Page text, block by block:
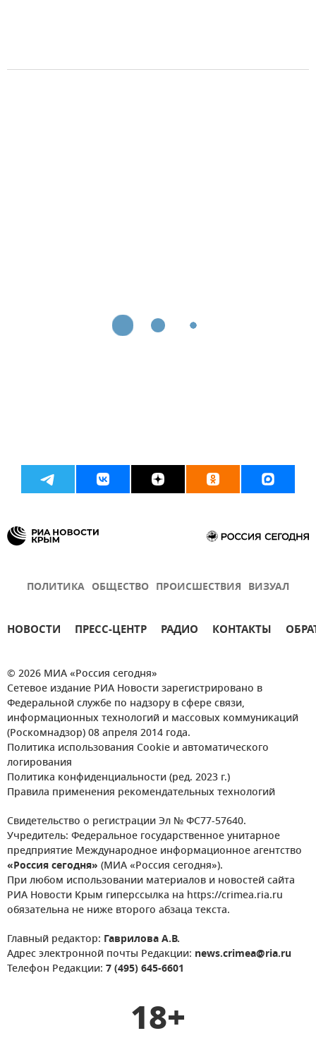
ПОЛИТИКА ОБЩЕСТВО ПРОИСШЕСТВИЯ ВИЗУАЛ
НОВОСТИ ПРЕСС-ЦЕНТР РАДИО КОНТАКТЫ
© 2026 МИА «Россия сегодня»
Сетевое издание РИА Новости зарегистрировано в
Федеральной службе по надзору в сфере связи,
информационных технологий и массовых коммуникаций
(Роскомнадзор) 08 апреля 2014 года.
Политика использования Cookie и автоматического
логирования
Политика конфиденциальности (ред. 2023 г.)
Правила применения рекомендательных технологий
Свидетельство о регистрации Эл № ФС77-57640.
Учредитель: Федеральное государственное унитарное
предприятие Международное информационное агентство
«Россия сегодня» (МИА «Россия сегодня»).
При любом использовании материалов и новостей сайта
РИА Новости Крым гиперссылка на https://crimea.ria.ru
обязательна не ниже второго абзаца текста.
Главный редактор: Гаврилова А.В.
Адрес электронной почты Редакции: news.crimea@ria.ru
Телефон Редакции: 7 (495) 645-6601
18+